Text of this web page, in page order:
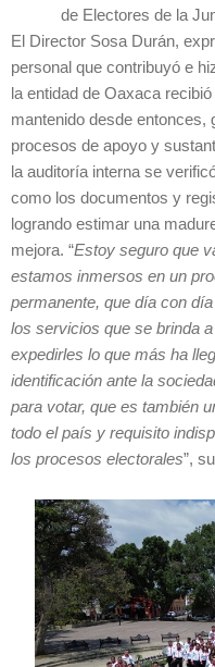
de Electores de la
El Director Sosa Durán,
personal que contribuyó e
la entidad de Oaxaca
mantenido desde entonces,
procesos de apoyo y
la auditoría interna se
como los documentos y
logrando estimar una
mejora. “Estoy seguro que
estamos inmersos en un
permanente, que día con
los servicios que se brinda
expedirles lo que más ha
identificación ante la
para votar, que es también
todo el país y requisito
los procesos electorales”,